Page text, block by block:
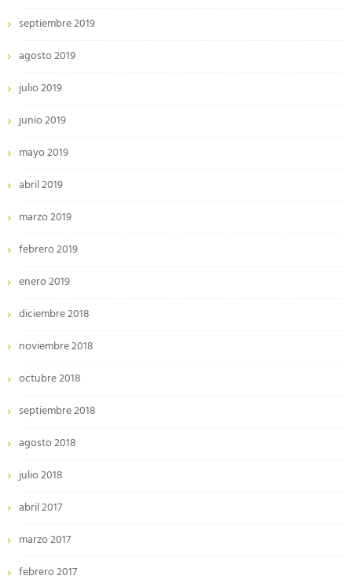
septiembre 2019
agosto 2019
julio 2019
junio 2019
mayo 2019
abril 2019
marzo 2019
febrero 2019
enero 2019
diciembre 2018
noviembre 2018
octubre 2018
septiembre 2018
agosto 2018
julio 2018
abril 2017
marzo 2017
febrero 2017